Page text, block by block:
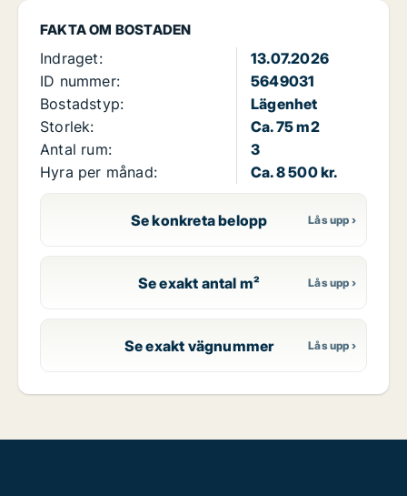
FAKTA OM BOSTADEN
Indraget:
13.07.2026
ID nummer:
5649031
Bostadstyp:
Lägenhet
Storlek:
Ca. 75 m2
Antal rum:
3
Hyra per månad:
Ca. 8 500 kr.
Se konkreta belopp
Se exakt antal m²
Se exakt vägnummer